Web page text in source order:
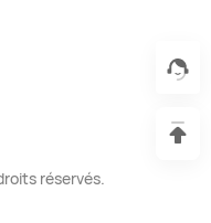
réservés.